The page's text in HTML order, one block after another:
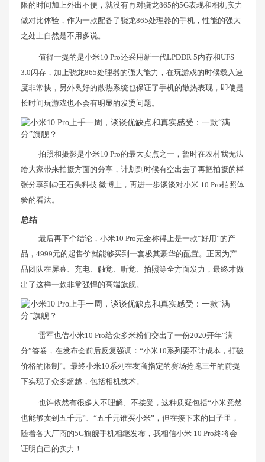
限的时间加上外出不便，就没有再对骁龙865的5G表现和相机实力
做对比体验，作为一款配备了骁龙865处理器的手机，性能的强大
之处上自然是不用多说。
值得一提的是小米10 Pro还采用新一代LPDDR 5内存和UFS
3.0闪存，加上骁龙865处理器的强大能力，在玩游戏的时候载入速
度非常快，另外良好的散热系统也保证了手机的散热表现，即使是
长时间玩游戏也不会有明显的发烫问题。
拍照和摄影是小米10 Pro的最大卖点之一，暂时在农村我无法
给大家带来拍摄方面的分享，计划到时候有空出去了再把拍摄的样
张分享到@王石头科技 微博上，再进一步谈谈对小米 10 Pro拍照体
验的看法。
总结
最后再下个结论，小米10 Pro完全称得上是一款“好用”的产
品，4999元的起售价就能够买到一套极其豪华的配置。正因为产
品团队在屏幕、充电、触觉、听觉、拍照等全方面发力，最终才做
出了这样一款非常强悍的高端旗舰。
雷军也借小米10 Pro给众多米粉们交出了一份2020开年“满
分”答卷，在发布会前后反复强调：“小米10系列要不计成本，打破
价格的限制”。最终小米10系列在友商指定的赛场抢跑三年的前提
下实现了众多超越，包括相机技术。
也许依然有很多人不理解、不接受，这种质疑包括“小米竟然
也能够卖到五千元”、“五千元谁买小米”，但在接下来的日子里，
随着各大厂商的5G旗舰手机相继发布，我相信小米 10 Pro终将会
证明自己的实力！